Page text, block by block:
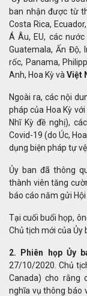
ban nhận được từ
Costa Rica,
Á Âu, EU, các
Guatemala, Ấn Độ,
rốc, Panama,
Anh, Hoa Kỳ và Việt
Ngoài ra, các nội
pháp của Hoa Kỳ
Nhĩ Kỳ đề nghị),
Covid-19 (do Úc,
dụng biện pháp tự
Ủy ban đã thông
thành viên tăng
báo cáo năm gửi
Tại cuối buổi họp,
Chủ tịch mới của Ủy
2. Phiên họp Ủy
27/10/2020. Chủ
Canada) cho rằng
nghĩa vụ thông báo